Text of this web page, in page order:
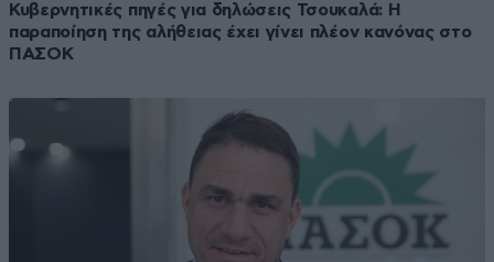
Κυβερνητικές πηγές για δηλώσεις Τσουκαλά: Η
παραποίηση της αλήθειας έχει γίνει πλέον κανόνας στο
ΠΑΣΟΚ